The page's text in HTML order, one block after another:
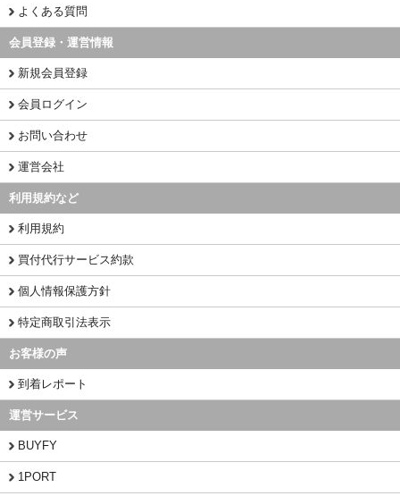
よくある質問
会員登録・運営情報
新規会員登録
会員ログイン
お問い合わせ
運営会社
利用規約など
利用規約
買付代行サービス約款
個人情報保護方針
特定商取引法表示
お客様の声
到着レポート
運営サービス
BUYFY
1PORT